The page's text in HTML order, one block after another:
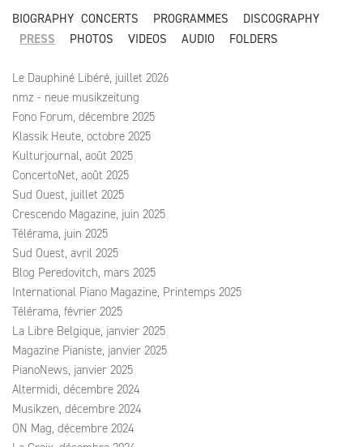
BIOGRAPHY CONCERTS PROGRAMMES
DISCOGRAPHY
PRESS
PHOTOS VIDEOS AUDIO FOLDERS
Le Dauphiné Libéré, juillet 2026
nmz - neue musikzeitung
Fono Forum, décembre 2025
Klassik Heute, octobre 2025
Kulturjournal, août 2025
ConcertoNet, août 2025
Sud Ouest, juillet 2025
Crescendo Magazine, juin 2025
Télérama, juin 2025
Sud Ouest, avril 2025
Blog Peredovitch, mars 2025
International Piano Magazine, Printemps 2025
Télérama, février 2025
La Libre Belgique, janvier 2025
Magazine Pianiste, janvier 2025
PianoNews, janvier 2025
Altermidi, décembre 2024
Musikzen, décembre 2024
ON Mag, décembre 2024